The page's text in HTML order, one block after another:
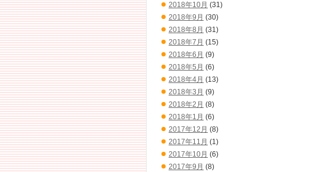
2018年10月 (31)
2018年9月 (30)
2018年8月 (31)
2018年7月 (15)
2018年6月 (9)
2018年5月 (6)
2018年4月 (13)
2018年3月 (9)
2018年2月 (8)
2018年1月 (6)
2017年12月 (8)
2017年11月 (1)
2017年10月 (6)
2017年9月 (8)